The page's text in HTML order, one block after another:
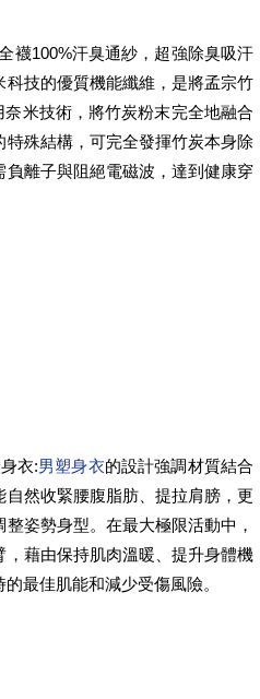
襪100%汗臭通紗，超強除臭吸汗
技的優質機能纖維，是將孟宗竹
米技術，將竹炭粉末完全地融合
殊結構，可完全發揮竹炭本身除
離子與阻絕電磁波，達到健康穿
衣:男塑身衣的設計強調材質結合
然收緊腰腹脂肪、提拉肩膀，更
姿勢身型。在最大極限活動中，
藉由保持肌肉溫暖、提升身體機
最佳肌能和減少受傷風險。